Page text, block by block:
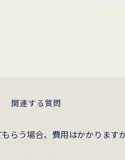
関連する質問
らう場合、費用はかかります